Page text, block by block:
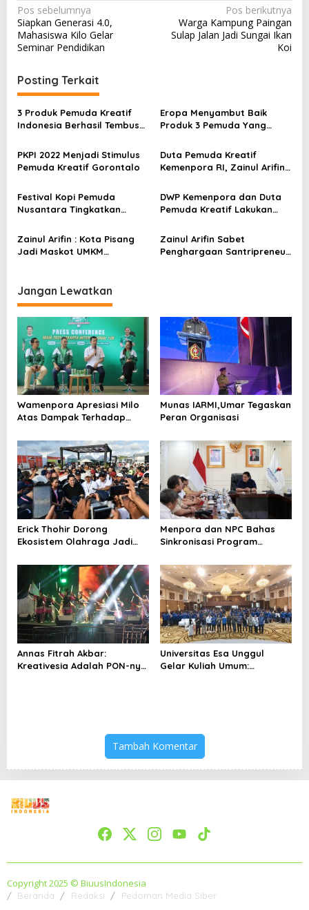
N
a
v
i
g
a
s
i
p
s
Pos sebelumnya
Siapkan Generasi 4.0,
Mahasiswa Kilo Gelar
Seminar Pendidikan
Pos berikutnya
Warga Kampung Paingan
Sulap Jalan Jadi Sungai Ikan
Koi
Posting Terkait
3 Produk Pemuda Kreatif
Indonesia Berhasil Tembus
Eropa Menyambut Baik
Produk 3 Pemuda Yang
Milan
PKPI 2022 Menjadi Stimulus
Pemuda Kreatif Gorontalo
Duta Pemuda Kreatif
Kemenpora RI, Zainul Arifin
Festival Kopi Pemuda
Nusantara Tingkatkan
DWP Kemenpora dan Duta
Pemuda Kreatif Lakukan
Zainul Arifin : Kota Pisang
Jadi Maskot UMKM
Zainul Arifin Sabet
Penghargaan Santripreneur
Jangan Lewatkan
Wamenpora Apresiasi Milo
Atas Dampak Terhadap
Munas IARMI,Umar Tegaskan
Peran Organisasi
Erick Thohir Dorong
Ekosistem Olahraga Jadi
Nasional
Menpora dan NPC Bahas
Sinkronisasi Program
2026
Annas Fitrah Akbar:
Kreativesia Adalah PON-nya
Universitas Esa Unggul
Gelar Kuliah Umum:
Tambah Komentar
Copyright 2025 © BiuusIndonesia
Beranda Redaksi Pedoman Media Siber